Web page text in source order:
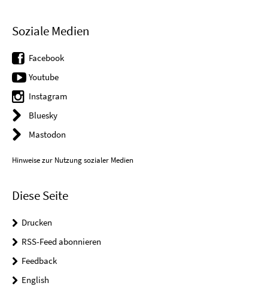
Soziale Medien
Facebook
Youtube
Instagram
Bluesky
Mastodon
Hinweise zur Nutzung sozialer Medien
Diese Seite
Drucken
RSS-Feed abonnieren
Feedback
English